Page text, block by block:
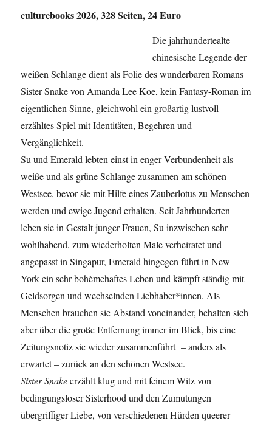
culturebooks 2026, 328 Seiten, 24 Euro
Die jahrhundertealte
chinesische Legende der
weißen Schlange dient als Folie des wunderbaren Romans
Sister Snake von Amanda Lee Koe, kein Fantasy-Roman im
eigentlichen Sinne, gleichwohl ein großartig lustvoll
erzähltes Spiel mit Identitäten, Begehren und
Vergänglichkeit.
Su und Emerald lebten einst in enger Verbundenheit als
weiße und als grüne Schlange zusammen am schönen
Westsee, bevor sie mit Hilfe eines Zauberlotus zu Menschen
werden und ewige Jugend erhalten. Seit Jahrhunderten
leben sie in Gestalt junger Frauen, Su inzwischen sehr
wohlhabend, zum wiederholten Male verheiratet und
angepasst in Singapur, Emerald hingegen führt in New
York ein sehr bohèmehaftes Leben und kämpft ständig mit
Geldsorgen und wechselnden Liebhaber*innen. Als
Menschen brauchen sie Abstand voneinander, behalten sich
aber über die große Entfernung immer im Blick, bis eine
Zeitungsnotiz sie wieder zusammenführt – anders als
erwartet – zurück an den schönen Westsee.
Sister Snakeerzählt klug und mit feinem Witz von
bedingungsloser Sisterhood und den Zumutungen
übergriffiger Liebe, von verschiedenen Hürden queerer